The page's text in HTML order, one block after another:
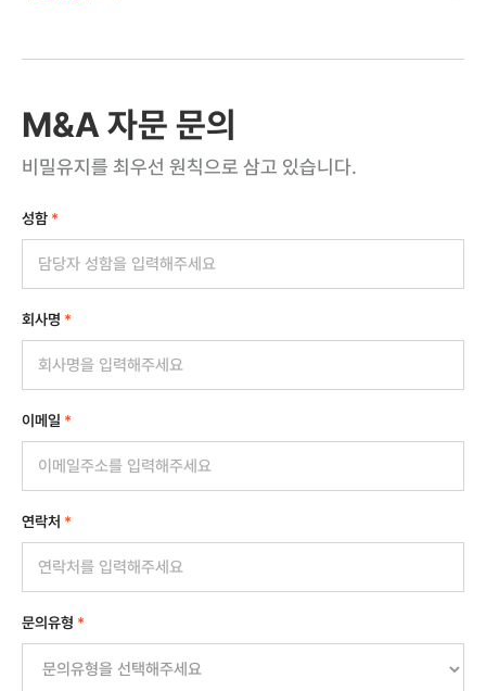
M&A 자문 문의
비밀유지를 최우선 원칙으로 삼고 있습니다.
성함 *
회사명 *
이메일 *
연락처 *
문의유형 *